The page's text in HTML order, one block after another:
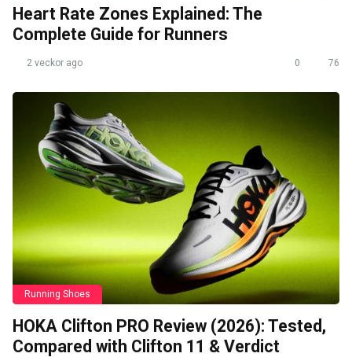
Heart Rate Zones Explained: The
Complete Guide for Runners
2 veckor ago 0 76
Running Shoes
HOKA Clifton PRO Review (2026): Tested,
Compared with Clifton 11 & Verdict